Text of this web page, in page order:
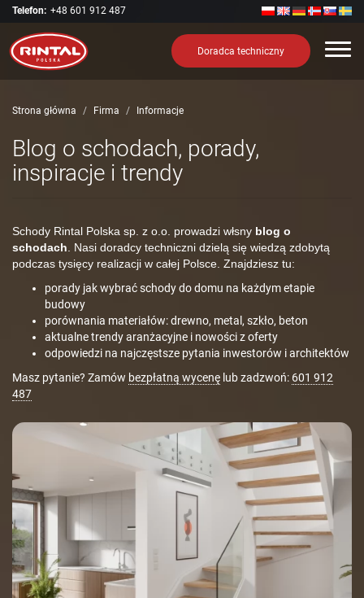
Telefon: +48 601 912 487
Doradca techniczny
Strona główna Firma Informacje
Blog o schodach, porady,
inspiracje i trendy
Schody Rintal Polska sp. z o.o. prowadzi włsny blog o
schodach . Nasi doradcy techniczni dzielą się wiedzą zdobytą
podczas tysięcy realizacji w całej Polsce. Znajdziesz tu:
porady jak wybrać schody do domu na każdym etapie
budowy
porównania materiałów: drewno, metal, szkło, beton
aktualne trendy aranżacyjne i nowości z oferty
odpowiedzi na najczęstsze pytania inwestorów i architektów
Masz pytanie? Zamów bezpłatną wycenę lub zadzwoń: 601 912
487